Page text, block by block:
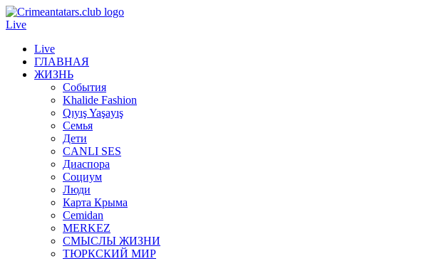
Live
Live
ГЛАВНАЯ
ЖИЗНЬ
События
Khalide Fashion
Qıyış Yaşayış
Семья
Дети
CANLI SES
Диаспора
Социум
Люди
Карта Крыма
Cemidan
МERKEZ
СМЫСЛЫ ЖИЗНИ
ТЮРКСКИЙ МИР